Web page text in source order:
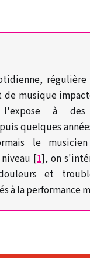
musique
à des
quelques
le
[1], on
et
à la performance